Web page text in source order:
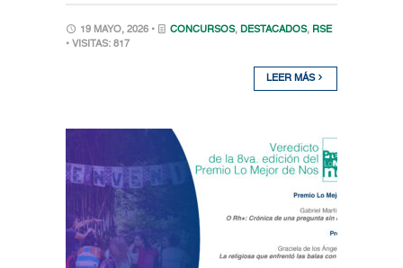
19 MAYO, 2026 • CONCURSOS, DESTACADOS, RSE
• VISITAS: 817
LEER MÁS